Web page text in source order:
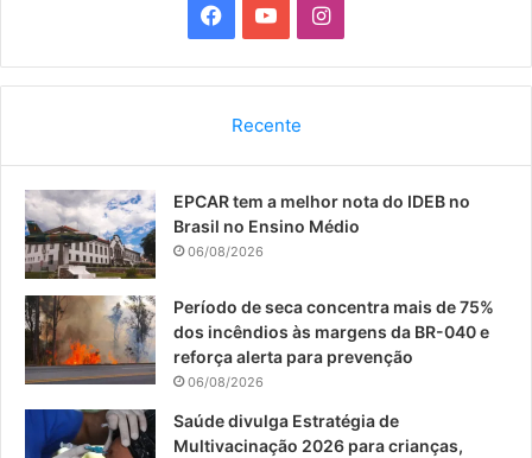
a
b
o
o
o
u
e
I
n
a
r
Recente
EPCAR tem a melhor nota do IDEB no
Brasil no Ensino Médio
06/08/2026
Período de seca concentra mais de 75%
dos incêndios às margens da BR-040 e
reforça alerta para prevenção
06/08/2026
Saúde divulga Estratégia de
Multivacinação 2026 para crianças,